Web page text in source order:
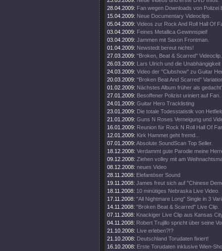
28.04.2009: Fan wegen Downloads von Polizei
15.04.2009: Neue Documentary Videoclips.
05.04.2009: Videos zur Rock And Roll Hall Of
03.04.2009: Feines Metallica Gewinnspiel!
03.04.2009: Jammen mit Saxon Frontman.
01.04.2009: Newstedt bereut nichts!
27.03.2009: "Broken, Beat & Scarred" Videoclip.
26.03.2009: Lars Ulrich und die Unabhängigkeit
24.03.2009: Video der "Clubshow" zu Guitar
20.03.2009: "Broken Beat And Scarred"
01.02.2009: Nächstes Album früher als
27.01.2009: Besoffener Polizist uriniert auf Fan.
24.01.2009: Guitar Hero Tracklisting
23.01.2009: Die totale Todesstatistik von
21.01.2009: Guns N Roses Verneigung und
16.01.2009: Reunion für Rock N Roll Hall Of
12.01.2009: Kirk Hammet geht fremd...
07.01.2009: Absolute SoundScan Top Seller.
18.12.2008: Verdammt gute Parodie meine
09.12.2008: Ziehen volley mit am
08.12.2008: neues Video
28.11.2008: Elefantöser Sound
19.11.2008: James freut sich auf "Chinese
18.11.2008: 10 minütiges Nebraska Live Video.
17.11.2008: "All Nightmare Long" Single in 3
14.11.2008: "Broken Beat & Scarred" Live Clip.
07.11.2008: Knackiger Live Clip aus Kansas
04.11.2008: Robert Trujillo spricht über seine
21.10.2008: Live erleben?!?
21.10.2008: Deutschland Torudaten fixiert!
16.10.2008: Erste Torudaten inklusive Wien-